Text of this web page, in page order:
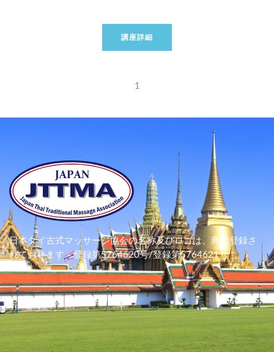
講座詳細
1
日本タイ古式マッサージ協会の名称及びロゴは、 商標登録さ
れております。登録第5764620号/登録第5764621号